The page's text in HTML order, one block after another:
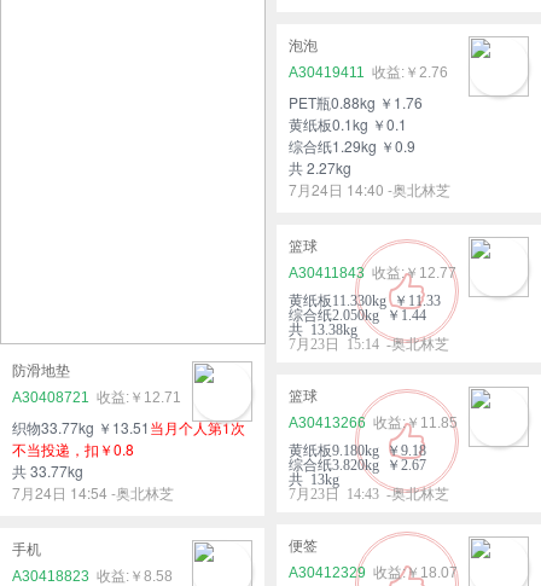
防滑地垫
A30408721
￥12.71
织物33.77kg ￥13.51当月个人第1次
不当投递，扣￥0.8
共 33.77kg
7月24日 14:54 -奥北林芝
泡泡
A30419411
￥2.76
PET瓶0.88kg ￥1.76
黄纸板0.1kg ￥0.1
综合纸1.29kg ￥0.9
共 2.27kg
7月24日 14:40 -奥北林芝
篮球
A30411843
￥12.77
黄纸板11.330kg ￥11.33
综合纸2.050kg ￥1.44
共 13.38kg
7月23日 15:14 -奥北林芝
篮球
A30413266
￥11.85
黄纸板9.180kg ￥9.18
综合纸3.820kg ￥2.67
共 13kg
7月23日 14:43 -奥北林芝
便签
A30412329
￥18.07
手机
A30418823
￥8.58